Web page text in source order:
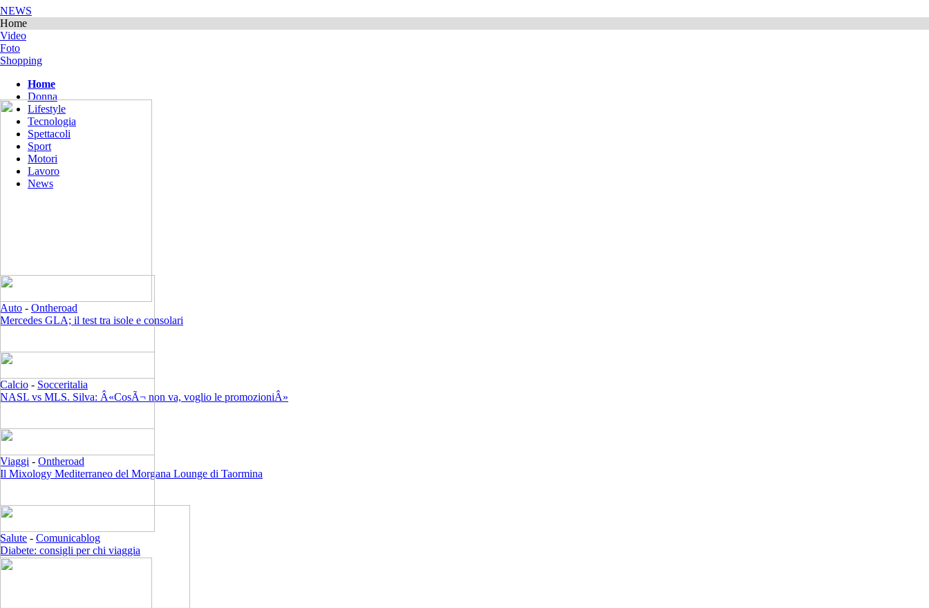
NEWS
Home
Video
Foto
Shopping
Home
Donna
Lifestyle
Tecnologia
Spettacoli
Sport
Motori
Lavoro
News
Auto - Ontheroad
Mercedes GLA; il test tra isole e consolari
Calcio - Socceritalia
NASL vs MLS. Silva: Â«CosÃ¬ non va, voglio le promozioniÂ»
Viaggi - Ontheroad
Il Mixology Mediterraneo del Morgana Lounge di Taormina
Salute - Comunicablog
Diabete: consigli per chi viaggia